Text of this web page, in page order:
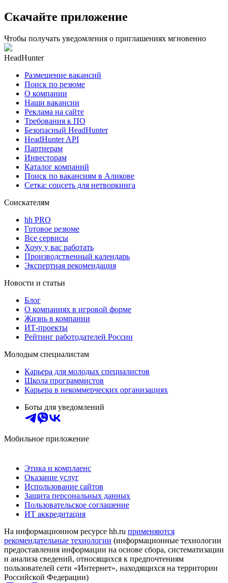
Скачайте приложение
Чтобы получать уведомления о приглашениях мгновенно
HeadHunter
Размещение вакансий
Поиск по резюме
О компании
Наши вакансии
Реклама на сайте
Требования к ПО
Безопасный HeadHunter
HeadHunter API
Партнерам
Инвесторам
Каталог компаний
Поиск по вакансиям в Аликове
Сетка: соцсеть для нетворкинга
Соискателям
hh PRO
Готовое резюме
Все сервисы
Хочу у вас работать
Производственный календарь
Экспертная рекомендация
Новости и статьи
Блог
О компаниях в игровой форме
Жизнь в компании
ИТ-проекты
Рейтинг работодателей России
Молодым специалистам
Карьера для молодых специалистов
Школа программистов
Карьера в некоммерческих организациях
Боты для уведомлений
Мобильное приложение
Этика и комплаенс
Оказание услуг
Использование сайтов
Защита персональных данных
Пользовательское соглашение
ИТ аккредитация
На информационном ресурсе hh.ru применяются
рекомендательные технологии (информационные технологии
предоставления информации на основе сбора, систематизации
и анализа сведений, относящихся к предпочтениям
пользователей сети «Интернет», находящихся на территории
Российской Федерации)